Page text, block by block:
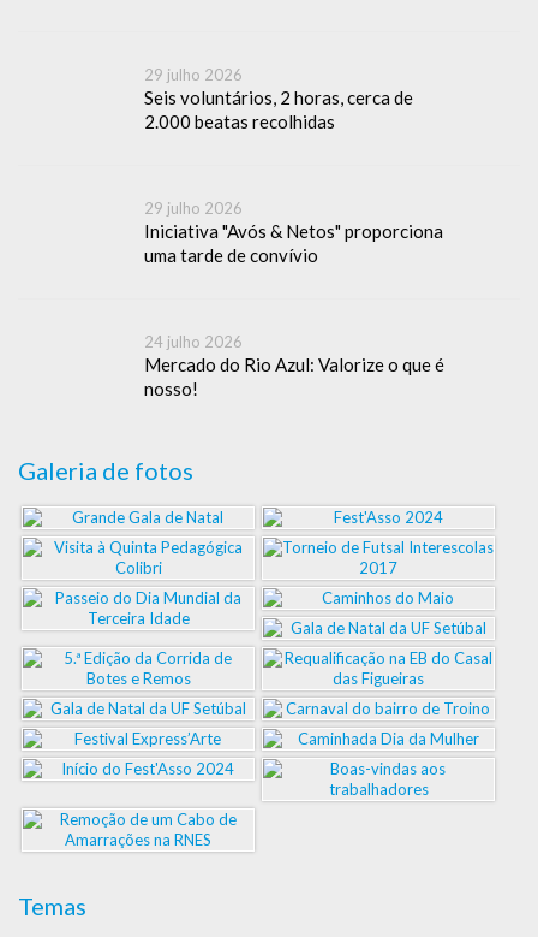
29 julho 2026
Seis voluntários, 2 horas, cerca de
2.000 beatas recolhidas
29 julho 2026
Iniciativa "Avós & Netos" proporciona
uma tarde de convívio
24 julho 2026
Mercado do Rio Azul: Valorize o que é
nosso!
Galeria de fotos
Temas